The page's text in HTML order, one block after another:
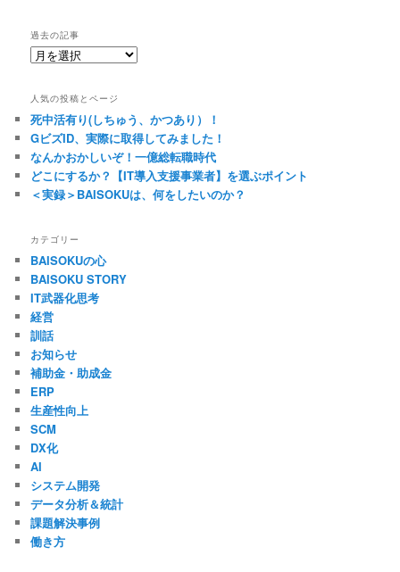
過去の記事
過
記
事
人気の投稿とページ
死中活有り(しちゅう、かつあり）！
GビズID、実際に取得してみました！
なんかおかしいぞ！一億総転職時代
どこにするか？【IT導入支援事業者】を選ぶポイント
＜実録＞BAISOKUは、何をしたいのか？
カテゴリー
BAISOKUの心
BAISOKU STORY
IT武器化思考
経営
訓話
お知らせ
補助金・助成金
ERP
生産性向上
SCM
DX化
AI
システム開発
データ分析＆統計
課題解決事例
働き方